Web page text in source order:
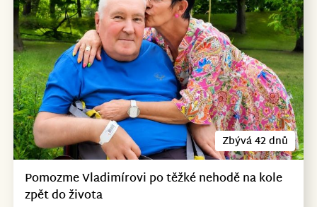
Zbývá 42 dnů
Pomozme Vladimírovi po těžké nehodě na kole
zpět do života